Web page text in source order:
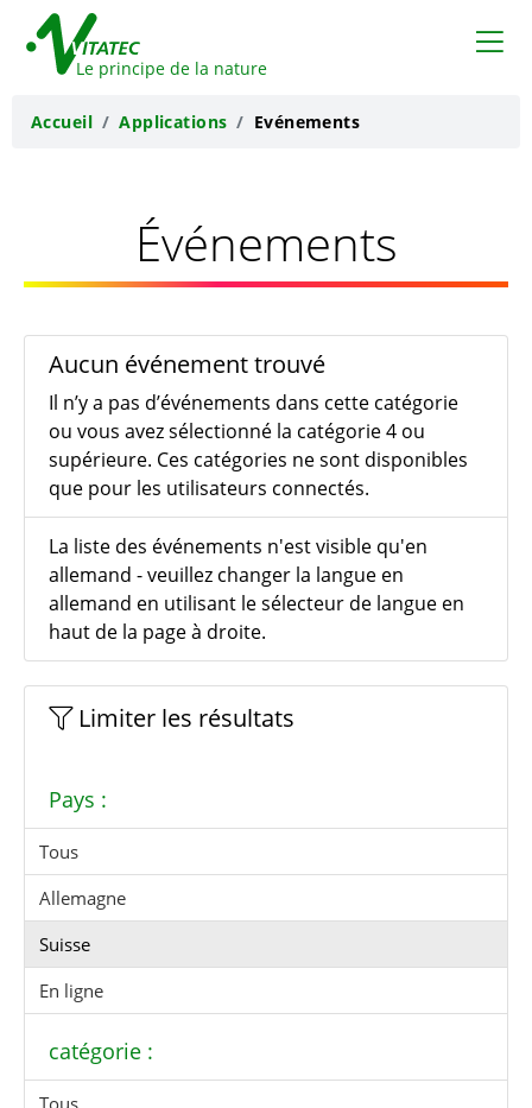
Le principe de la nature
Accueil Applications Evénements
Événements
Aucun événement trouvé
Il n’y a pas d’événements dans cette catégorie
ou vous avez sélectionné la catégorie 4 ou
supérieure. Ces catégories ne sont disponibles
que pour les utilisateurs connectés.
La liste des événements n'est visible qu'en
allemand - veuillez changer la langue en
allemand en utilisant le sélecteur de langue en
haut de la page à droite.
Limiter les résultats
Pays :
Tous
Allemagne
Suisse
En ligne
catégorie :
Tous